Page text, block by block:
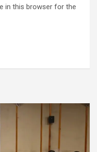
in this browser for the